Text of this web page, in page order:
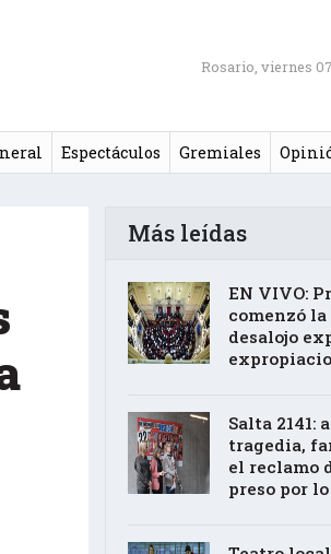
Rosario, viernes
Espectáculos Gremiales
Más leídas
EN VIVO:
comenzó
desalojo
Salta 2141:
tragedia,
el reclamo
preso por lo